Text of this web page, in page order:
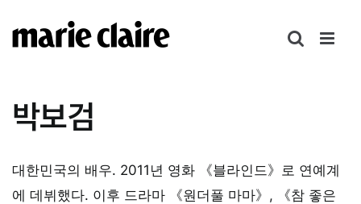
텐
기
박보검
대한민국의 배우. 2011년 영화 《블라인드》로 연예계
에 데뷔했다. 이후 드라마 《원더풀 마마》, 《참 좋은